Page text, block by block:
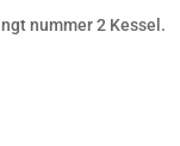
nummer 2 Kessel.